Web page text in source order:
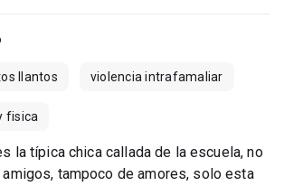
llantos violencia intrafamaliar
fisica
la típica chica callada de la escuela, no
tampoco de amores, solo esta